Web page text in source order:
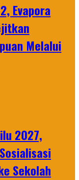
Evapora
Melalui
2027,
Sekolah